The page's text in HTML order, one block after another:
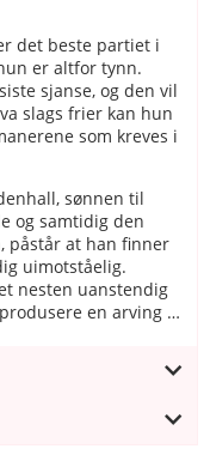
det beste partiet i
er altfor tynn.
sjanse, og den vil
slags frier kan hun
som kreves i
sønnen til
og samtidig den
påstår at han finner
uimotståelig.
nesten uanstendig
en arving …